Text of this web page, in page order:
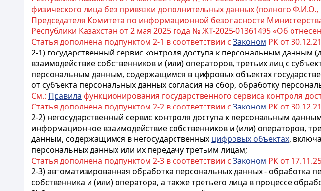
физического лица без привязки дополнительных данных (полного
Председателя Комитета по информационной безопасности
Республики Казахстан от 2 мая 2025 года № ЖТ-2025-01361495 «Об
Статья дополнена подпунктом 2-1 в соответствии с Законом РК от
2-1) государственный сервис контроля доступа к персональным
взаимодействие собственников и (или) операторов, третьих лиц с
персональным данным, содержащимся в цифровых объектах
от субъекта персональных данных согласия на сбор, обработку
См.: Правила функционирования государственного сервиса контроля
Статья дополнена подпунктом 2-2 в соответствии с Законом РК от
2-2) негосударственный сервис контроля доступа к персональным
информационное взаимодействие собственников и (или) операторов,
данным, содержащимся в негосударственных цифровых объектах,
персональных данных или их передачу третьим лицам;
Статья дополнена подпунктом 2-3 в соответствии с Законом РК от
2-3) автоматизированная обработка персональных данных -
собственника и (или) оператора, а также третьего лица в процессе